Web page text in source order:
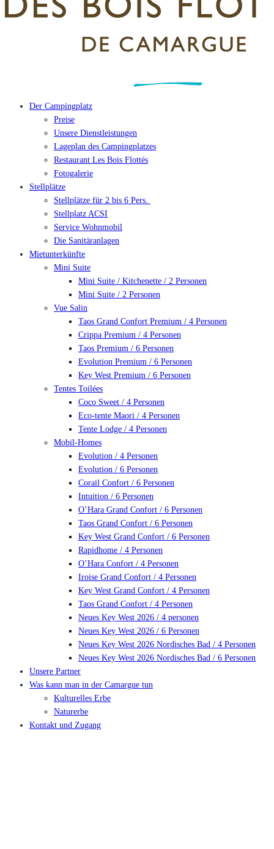
Der Campingplatz
Preise
Unsere Dienstleistungen
Lageplan des Campingplatzes
Restaurant Les Bois Flottés
Fotogalerie
Stellplätze
Stellplätze für 2 bis 6 Pers.
Stellplatz ACSI
Service Wohnmobil
Die Sanitäranlagen
Mietunterkünfte
Mini Suite
Mini Suite / Kitchenette / 2 Personen
Mini Suite / 2 Personen
Vue Salin
Taos Grand Confort Premium / 4 Personen
Crippa Premium / 4 Personen
Taos Premium / 6 Personen
Evolution Premium / 6 Personen
Key West Premium / 6 Personen
Tentes Toilées
Coco Sweet / 4 Personen
Eco-tente Maori / 4 Personen
Tente Lodge / 4 Personen
Mobil-Homes
Evolution / 4 Personen
Evolution / 6 Personen
Corail Confort / 6 Personen
Intuition / 6 Personen
O’Hara Grand Confort / 6 Personen
Taos Grand Confort / 6 Personen
Key West Grand Confort / 6 Personen
Rapidhome / 4 Personen
O’Hara Confort / 4 Personen
Iroise Grand Confort / 4 Personen
Key West Grand Confort / 4 Personen
Taos Grand Confort / 4 Personen
Neues Key West 2026 / 4 personen
Neues Key West 2026 / 6 Personen
Neues Key West 2026 Nordisches Bad / 4 Personen
Neues Key West 2026 Nordisches Bad / 6 Personen
Unsere Partner
Was kann man in der Camargue tun
Kulturelles Erbe
Naturerbe
Kontakt und Zugang